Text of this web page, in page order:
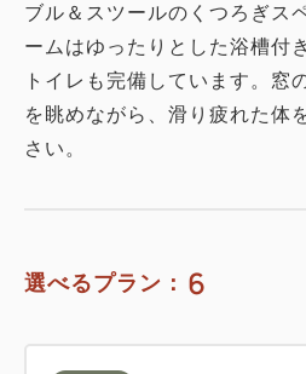
ブル＆スツールのくつろぎス
ームはゆったりとした浴槽付
トイレも完備しています。窓
を眺めながら、滑り疲れた体
さい。
選べるプラン： 6